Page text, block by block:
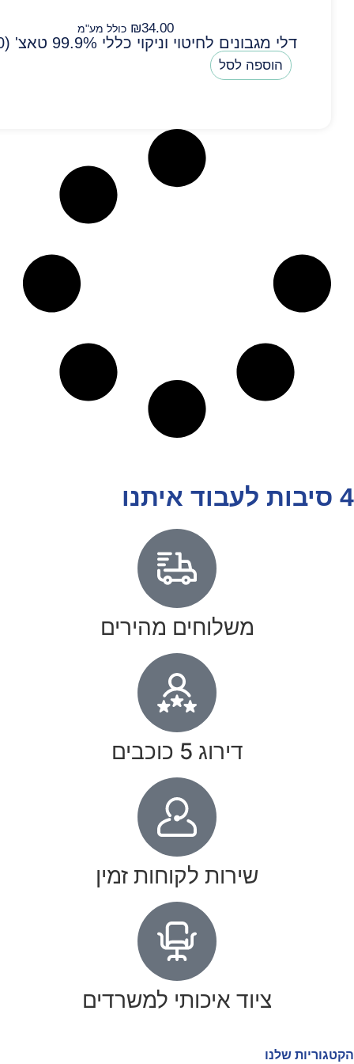
₪34.00 כולל מע"מ
דלי מגבונים לחיטוי וניקוי כללי 99.9% טאצ' (400 יח)
הוספה לסל
4 סיבות לעבוד איתנו
משלוחים מהירים
דירוג 5 כוכבים
שירות לקוחות זמין
ציוד איכותי למשרדים
הקטגוריות שלנו